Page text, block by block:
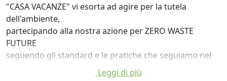
"CASA VACANZE" vi esorta ad agire per la tutela
dell'ambiente,
partecipando alla nostra azione per ZERO WASTE
FUTURE
seguendo gli standard e le pratiche che seguiamo nel
Leggi di più